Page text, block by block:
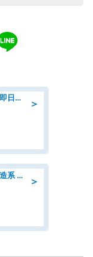
＞
経理/飲食店運営会社での経理事務/即日勤務可/車通勤可/経理/一般事務
＞
製造スタッフ/ライン作業/工場・製造系 エンジン部品の機械加工/未経験可/昼食代無料